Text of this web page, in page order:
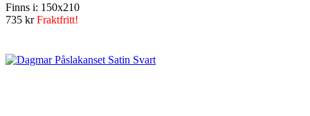
Finns i: 150x210
735 krFraktfritt!